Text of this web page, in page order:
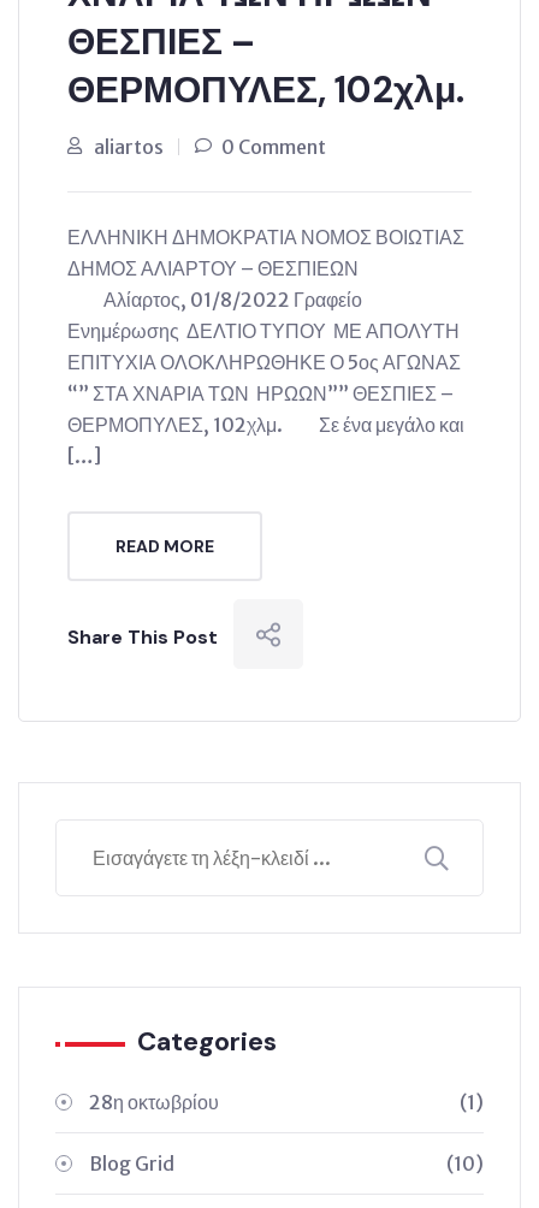
ΘΕΣΠΙΕΣ –
ΘΕΡΜΟΠΥΛΕΣ, 102χλμ.
aliartos 0 Comment
ΕΛΛΗΝΙΚΗ ΔΗΜΟΚΡΑΤΙΑ ΝΟΜΟΣ ΒΟΙΩΤΙΑΣ
ΔΗΜΟΣ ΑΛΙΑΡΤΟΥ – ΘΕΣΠΙΕΩΝ
Αλίαρτος, 01/8/2022 Γραφείο
Ενημέρωσης ΔΕΛΤΙΟ ΤΥΠΟΥ ΜΕ ΑΠΟΛΥΤΗ
ΕΠΙΤΥΧΙΑ ΟΛΟΚΛΗΡΩΘΗΚΕ Ο 5ος ΑΓΩΝΑΣ
“” ΣΤΑ ΧΝΑΡΙΑ ΤΩΝ ΗΡΩΩΝ”” ΘΕΣΠΙΕΣ –
ΘΕΡΜΟΠΥΛΕΣ, 102χλμ. Σε ένα μεγάλο και
[…]
READ MORE
Share This Post
Categories
28η οκτωβρίου (1)
Blog Grid (10)